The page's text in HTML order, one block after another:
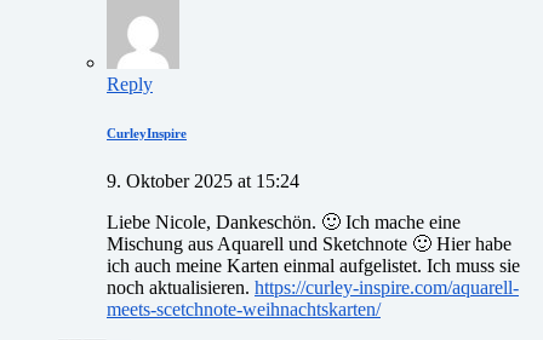
Reply
CurleyInspire
9. Oktober 2025 at 15:24
Liebe Nicole, Dankeschön. 🙂 Ich mache eine
Mischung aus Aquarell und Sketchnote 🙂 Hier habe
ich auch meine Karten einmal aufgelistet. Ich muss sie
noch aktualisieren. https://curley-inspire.com/aquarell-
meets-scetchnote-weihnachtskarten/